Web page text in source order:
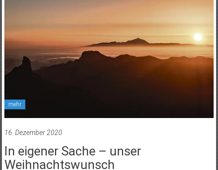
mehr
16. Dezember 2020
In eigener Sache – unser
Weihnachtswunsch